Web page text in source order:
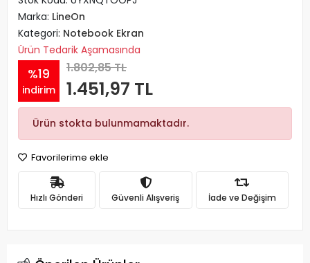
Marka: LineOn
Kategori: Notebook Ekran
Ürün Tedarik Aşamasında
%19
indirim
1.802,85 TL
1.451,97 TL
Ürün stokta bulunmamaktadır.
Favorilerime ekle
Hızlı Gönderi Güvenli Alışveriş İade ve Değişim